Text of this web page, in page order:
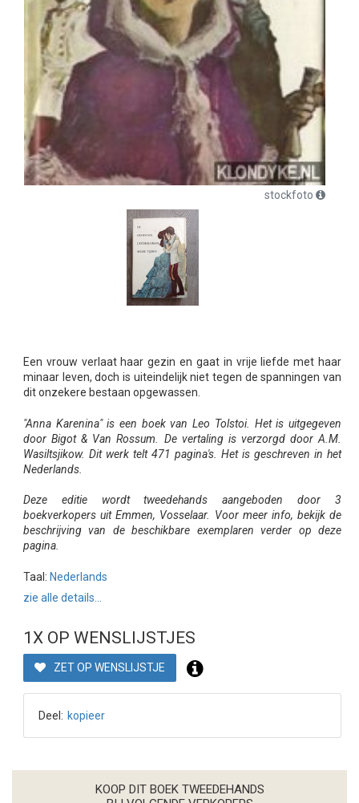
stockfoto
Een vrouw verlaat haar gezin en gaat in vrije liefde met haar
minaar leven, doch is uiteindelijk niet tegen de spanningen van
dit onzekere bestaan opgewassen.
"Anna Karenina" is een boek van Leo Tolstoi. Het is uitgegeven
door Bigot & Van Rossum. De vertaling is verzorgd door A.M.
Wasiltsjikow. Dit werk telt 471 pagina's. Het is geschreven in het
Nederlands.
Deze editie wordt tweedehands aangeboden door 3
boekverkopers uit Emmen, Vosselaar. Voor meer info, bekijk de
beschrijving van de beschikbare exemplaren verder op deze
pagina.
Taal: Nederlands
zie alle details...
1X OP WENSLIJSTJES
ZET OP WENSLIJSTJE
Deel: kopieer
KOOP DIT BOEK TWEEDEHANDS